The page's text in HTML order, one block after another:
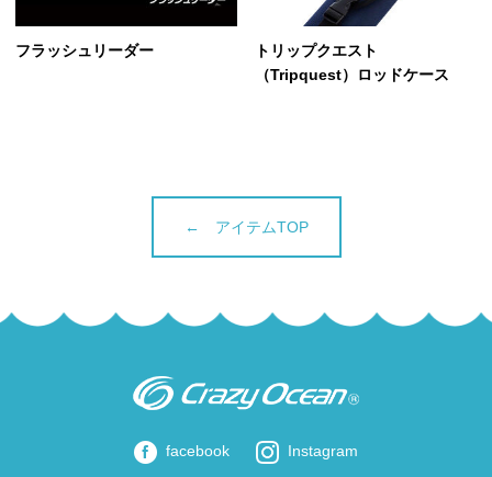
フラッシュリーダー
トリップクエスト
（Tripquest）ロッドケース
← アイテムTOP
facebook Instagram